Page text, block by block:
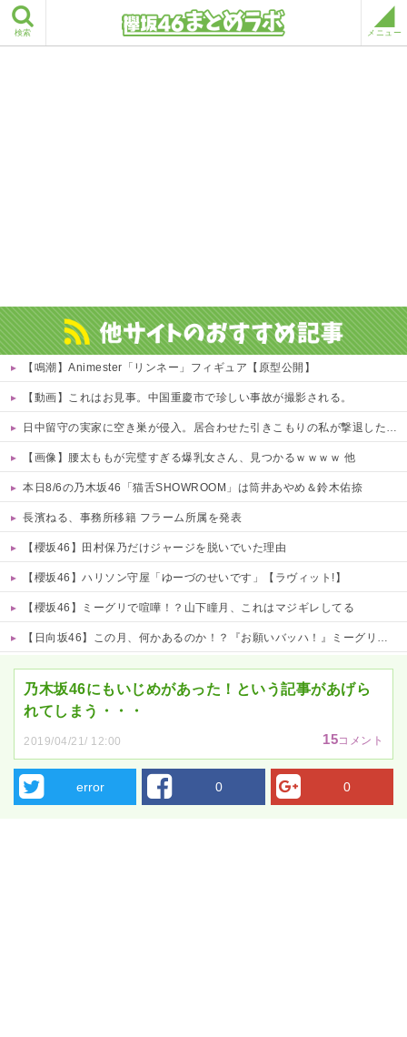
検索 メニュー
【鳴潮】Animester「リンネー」フィギュア【原型公開】
【動画】これはお見事。中国重慶市で珍しい事故が撮影される。
日中留守の実家に空き巣が侵入。居合わせた引きこもりの私が撃退した結果…家族の態度に耐えかね家を出たら半年後に〇〇する超スピード展開へ←人生何がきっかけで好転するか分からない
【画像】腰太ももが完璧すぎる爆乳女さん、見つかるｗｗｗｗ 他
本日8/6の乃木坂46「猫舌SHOWROOM」は筒井あやめ＆鈴木佑捺
長濱ねる、事務所移籍 フラーム所属を発表
【櫻坂46】田村保乃だけジャージを脱いでいた理由
【櫻坂46】ハリソン守屋「ゆーづのせいです」【ラヴィット!】
【櫻坂46】ミーグリで喧嘩！？山下瞳月、これはマジギレしてる
【日向坂46】この月、何かあるのか！？『お願いバッハ！』ミーグリ日程がこちら
乃木坂46にもいじめがあった！という記事があげら
れてしまう・・・
2019/04/21/ 12:00 15コメント
error 0 0